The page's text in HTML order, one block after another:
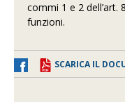
commi 1 e 2 dell’art.
funzioni.
SCARICA IL